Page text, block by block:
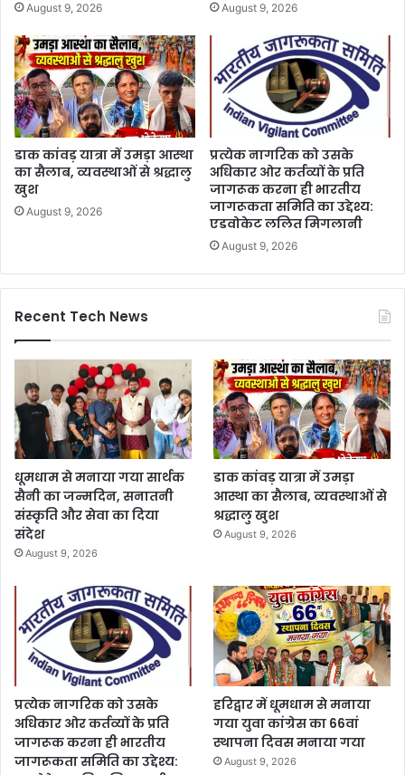
August 9, 2026 August 9, 2026
डाक कांवड़ यात्रा में उमड़ा आस्था
का सैलाब, व्यवस्थाओं से श्रद्धालु
खुश
August 9, 2026
प्रत्येक नागरिक को उसके
अधिकार ओर कर्तव्यों के प्रति
जागरूक करना ही भारतीय
जागरूकता समिति का उद्देश्य:
एडवोकेट ललित मिगलानी
August 9, 2026
Recent Tech News
धूमधाम से मनाया गया सार्थक
सैनी का जन्मदिन, सनातनी
संस्कृति और सेवा का दिया
संदेश
August 9, 2026
डाक कांवड़ यात्रा में उमड़ा
आस्था का सैलाब, व्यवस्थाओं से
श्रद्धालु खुश
August 9, 2026
प्रत्येक नागरिक को उसके
अधिकार ओर कर्तव्यों के प्रति
जागरूक करना ही भारतीय
जागरूकता समिति का उद्देश्य:
हरिद्वार में धूमधाम से मनाया
गया युवा कांग्रेस का 66वां
स्थापना दिवस मनाया गया
August 9, 2026